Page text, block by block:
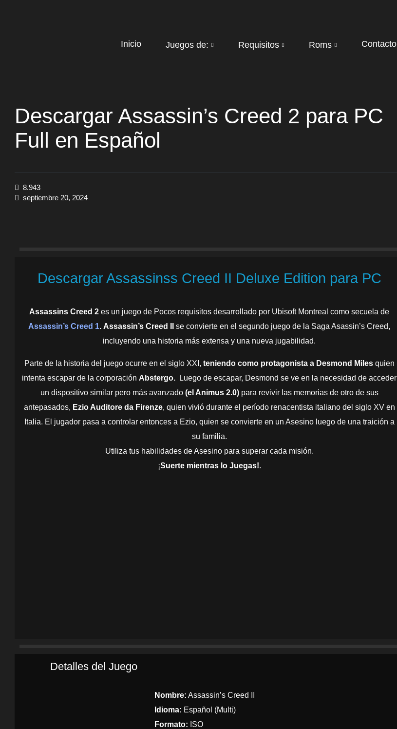
Inicio Juegos de: Requisitos Roms Contacto
Descargar Assassin’s Creed 2 para PC
Full en Español
8.943
septiembre 20, 2024
Descargar Assassinss Creed II Deluxe Edition para PC
Assassins Creed 2es un juego de Pocos requisitos desarrollado por Ubisoft Montreal como secuela de
Assassin’s Creed 1. Assassin’s Creed IIse convierte en el segundo juego de la Saga Asassin’s Creed,
incluyendo una historia más extensa y una nueva jugabilidad.
Parte de la historia del juego ocurre en el siglo XXI, teniendo como protagonista a Desmond Milesquien
intenta escapar de la corporación Abstergo. Luego de escapar, Desmond se ve en la necesidad de acceder
un dispositivo similar pero más avanzado (el Animus 2.0)para revivir las memorias de otro de sus
antepasados, Ezio Auditore da Firenze, quien vivió durante el período renacentista italiano del siglo XV en
Italia. El jugador pasa a controlar entonces a Ezio, quien se convierte en un Asesino luego de una traición a
su familia.
Utiliza tus habilidades de Asesino para superar cada misión.
¡Suerte mientras lo Juegas!.
Detalles del Juego
Nombre: Assassin’s Creed II
Idioma: Español (Multi)
Formato: ISO